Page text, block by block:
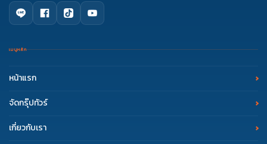
เมนูหลัก
หน้าแรก
จัดกรุ๊ปทัวร์
เกี่ยวกับเรา